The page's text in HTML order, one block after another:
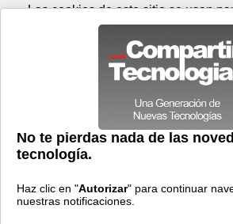
Prensa Videos
movil
4999 resultados Ordenar por
Jueves 06 de agosto - 05:44
Las cookies de este sitio se usan
contenido y los anuncios, para ofrecer
sociales y para analizar el tráfico.
información sobre el uso que haga del
partners de medios sociales, de
web.
OK